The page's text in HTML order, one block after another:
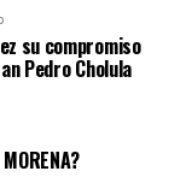
su compromiso
Pedro Cholula